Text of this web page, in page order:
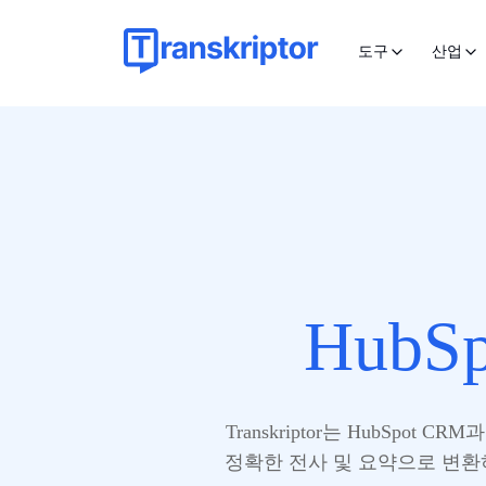
도구 산업
Transkriptor는 HubSpot
정확한 전사 및 요약으로 변